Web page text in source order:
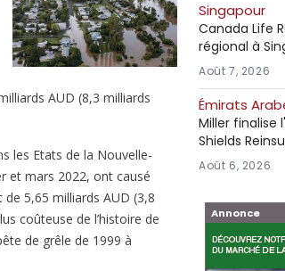
AUD (8,3 milliards
les Etats de la Nouvelle-
et mars 2022, ont causé
5,65 milliards AUD (3,8
coûteuse de l’histoire de
de grêle de 1999 à
Singapour
Canada Life
régional à
Août 7, 2026
Émirats
Miller finalise
Shields
Août 6, 2026
Annonce